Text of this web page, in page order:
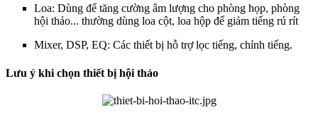
Loa: Dùng để tăng cường âm lượng cho phòng họp, phòng
hội thảo... thường dùng loa cột, loa hộp để giảm tiếng rú rít
Mixer, DSP, EQ: Các thiết bị hỗ trợ lọc tiếng, chỉnh tiếng.
Lưu ý khi chọn thiết bị hội thảo